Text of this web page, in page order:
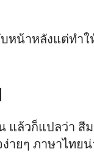
หน้าหลังแต่ทำใ
แล้วก็แปลว่า สี
ง่ายๆ ภาษาไทย